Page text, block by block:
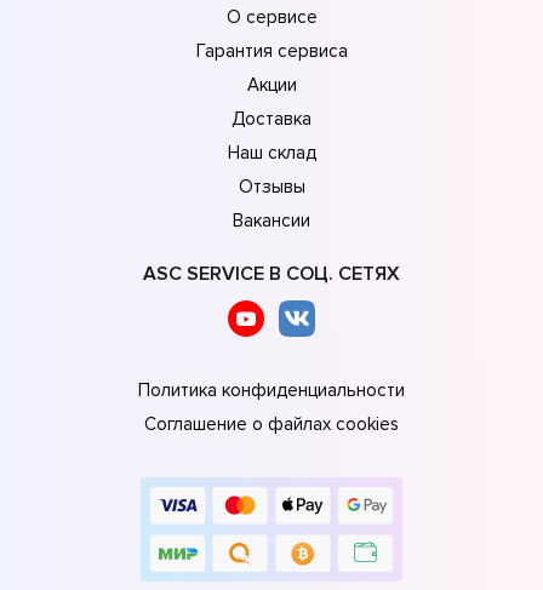
О сервисе
Гарантия сервиса
Акции
Доставка
Наш склад
Отзывы
Вакансии
ASC SERVICE В СОЦ. СЕТЯХ
Политика конфиденциальности
Соглашение о файлах cookies